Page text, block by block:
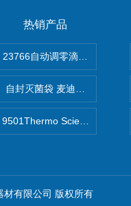
热销产品
自封灭菌袋 麦迪康Medicom
9501Thermo Scientific S1移
有限公司 版权所有